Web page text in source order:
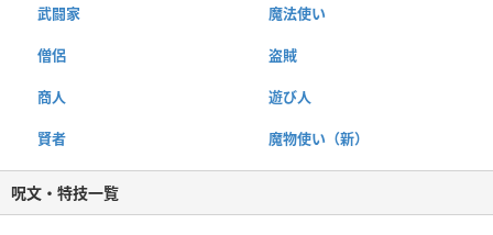
武闘家 魔法使い
僧侶 盗賊
商人 遊び人
賢者 魔物使い（新）
呪文・特技一覧